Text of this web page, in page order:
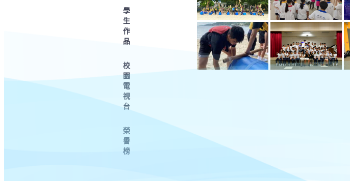
學
生
作
品
校
園
電
視
台
榮
譽
榜